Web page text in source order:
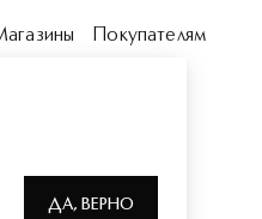
ДА, ВЕРНО
Покупателям